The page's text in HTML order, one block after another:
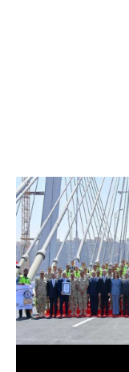
روض الفرج